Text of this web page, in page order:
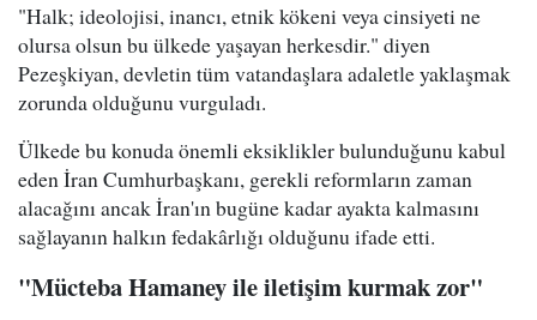
"Halk; ideolojisi, inancı, etnik kökeni veya cinsiyeti ne
olursa olsun bu ülkede yaşayan herkesdir." diyen
Pezeşkiyan, devletin tüm vatandaşlara adaletle yaklaşmak
zorunda olduğunu vurguladı.
Ülkede bu konuda önemli eksiklikler bulunduğunu kabul
eden İran Cumhurbaşkanı, gerekli reformların zaman
alacağını ancak İran'ın bugüne kadar ayakta kalmasını
sağlayanın halkın fedakârlığı olduğunu ifade etti.
"Mücteba Hamaney ile iletişim kurmak zor"